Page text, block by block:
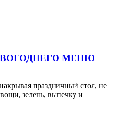
МЕНЮ
праздничный стол, не
зелень, выпечку и